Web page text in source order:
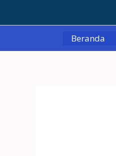
Beranda